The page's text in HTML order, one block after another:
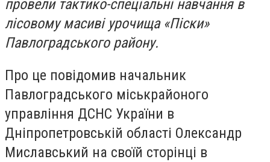
провели тактико-спеціальні навчання в
лісовому масиві урочища «Піски»
Павлоградського району.
Про це повідомив начальник
Павлоградського міськрайоного
управління ДСНС України в
Дніпропетровській області Олександр
Миславський на своїй сторінці в